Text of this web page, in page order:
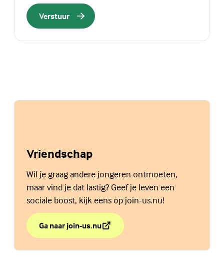
Verstuur
Vriendschap
Wil je graag andere jongeren ontmoeten,
maar vind je dat lastig? Geef je leven een
sociale boost, kijk eens op join-us.nu!
Ga naar join-us.nu
over Vriendschap
(Externe link)